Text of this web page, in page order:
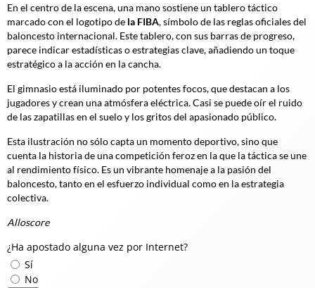
En el centro de la escena, una mano sostiene un tablero táctico
marcado con el logotipo de la FIBA, símbolo de las reglas oficiales del
baloncesto internacional. Este tablero, con sus barras de progreso,
parece indicar estadísticas o estrategias clave, añadiendo un toque
estratégico a la acción en la cancha.
El gimnasio está iluminado por potentes focos, que destacan a los
jugadores y crean una atmósfera eléctrica. Casi se puede oír el ruido
de las zapatillas en el suelo y los gritos del apasionado público.
Esta ilustración no sólo capta un momento deportivo, sino que
cuenta la historia de una competición feroz en la que la táctica se une
al rendimiento físico. Es un vibrante homenaje a la pasión del
baloncesto, tanto en el esfuerzo individual como en la estrategia
colectiva.
Alloscore
¿Ha apostado alguna vez por Internet?
Sí
No